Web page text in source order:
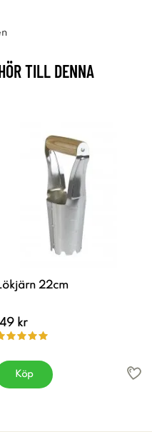
TILL DENNA
22cm
149 kr
Köp